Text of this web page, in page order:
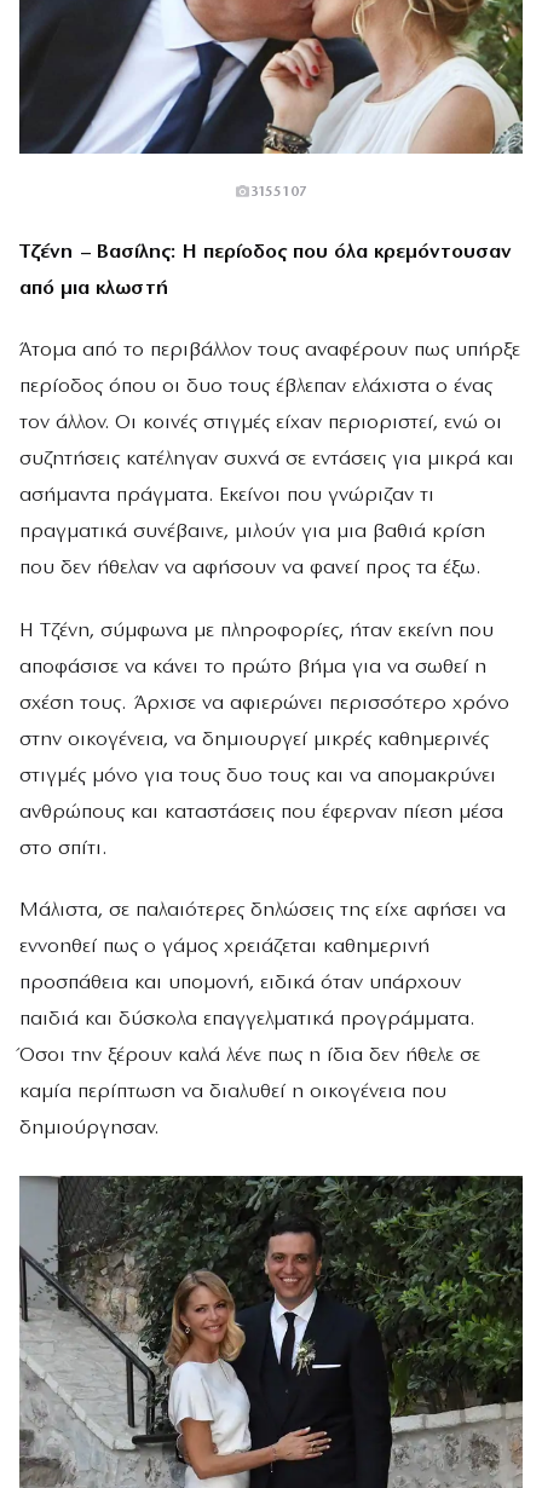
3155107
Τζένη – Βασίλης: Η περίοδος που όλα κρεμόντουσαν
από μια κλωστή
Άτομα από το περιβάλλον τους αναφέρουν πως υπήρξε
περίοδος όπου οι δυο τους έβλεπαν ελάχιστα ο ένας
τον άλλον. Οι κοινές στιγμές είχαν περιοριστεί, ενώ οι
συζητήσεις κατέληγαν συχνά σε εντάσεις για μικρά και
ασήμαντα πράγματα. Εκείνοι που γνώριζαν τι
πραγματικά συνέβαινε, μιλούν για μια βαθιά κρίση
που δεν ήθελαν να αφήσουν να φανεί προς τα έξω.
Η Τζένη, σύμφωνα με πληροφορίες, ήταν εκείνη που
αποφάσισε να κάνει το πρώτο βήμα για να σωθεί η
σχέση τους. Άρχισε να αφιερώνει περισσότερο χρόνο
στην οικογένεια, να δημιουργεί μικρές καθημερινές
στιγμές μόνο για τους δυο τους και να απομακρύνει
ανθρώπους και καταστάσεις που έφερναν πίεση μέσα
στο σπίτι.
Μάλιστα, σε παλαιότερες δηλώσεις της είχε αφήσει να
εννοηθεί πως ο γάμος χρειάζεται καθημερινή
προσπάθεια και υπομονή, ειδικά όταν υπάρχουν
παιδιά και δύσκολα επαγγελματικά προγράμματα.
Όσοι την ξέρουν καλά λένε πως η ίδια δεν ήθελε σε
καμία περίπτωση να διαλυθεί η οικογένεια που
δημιούργησαν.